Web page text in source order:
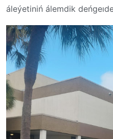
áleýetiniń álemdik